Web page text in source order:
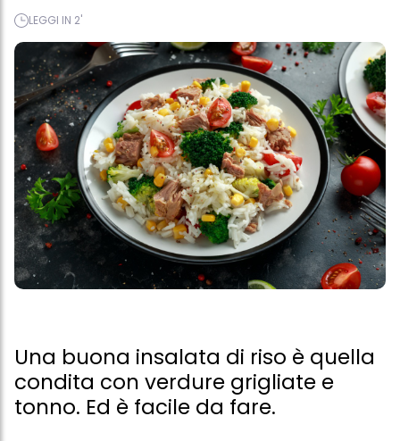
LEGGI IN 2'
Una buona insalata di riso è quella
condita con verdure grigliate e
tonno. Ed è facile da fare.